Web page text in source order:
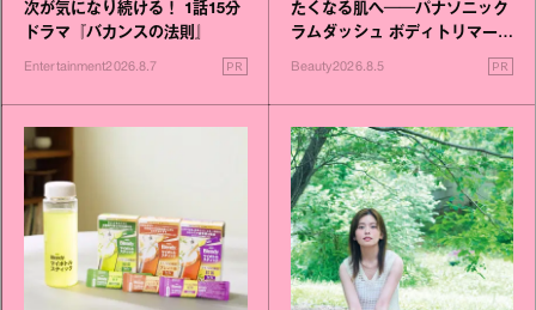
次が気になり続ける！ 1話15分
ドラマ『バカンスの法則』
Entertainment2026.8.7 PR
たくなる肌へ──パナソニック
ラムダッシュ ボディトリマーが
Beauty2026.8.5 PR